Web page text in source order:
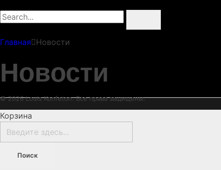
Главная Новости
Новости
© 2026 Louis Konfeton. Все права защищены.
Корзина